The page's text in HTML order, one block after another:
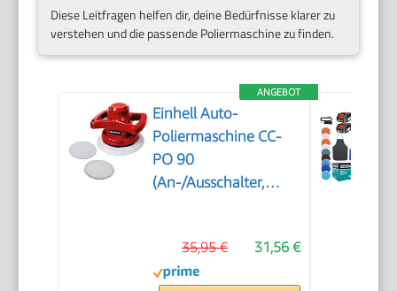
Diese Leitfragen helfen dir, deine Bedürfnisse klarer zu
verstehen und die passende Poliermaschine zu finden.
ANGEBOT
Einhell Auto-
Poliermaschine CC-
PO 90
(An-/Ausschalter,
und Synthetik-
Polierhaube inklusive)
31,56 €
35,95 €